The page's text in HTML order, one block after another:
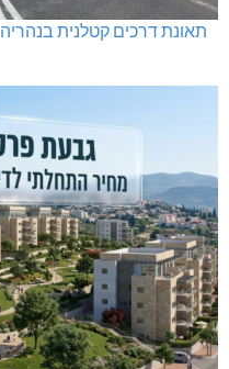
תאונת דרכים קטלנית בנהריה